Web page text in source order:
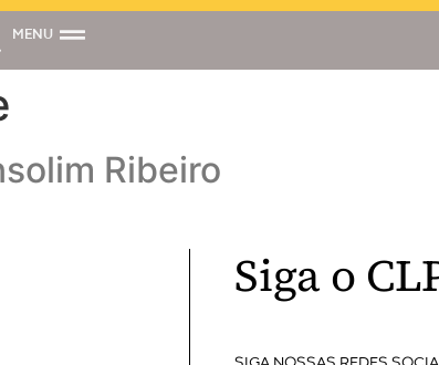
MENU
Ribeiro
Siga o